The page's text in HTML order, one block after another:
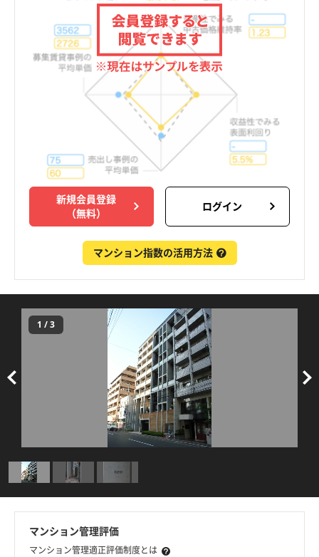
新規会員登録
（無料）
ログイン
マンション指数の活用方法
1 /3
マンション管理評価
マンション管理適正評価制度とは